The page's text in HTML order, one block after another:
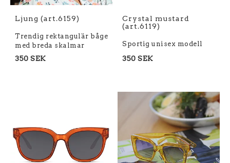
Ljung (art.6159)
Trendig rektangulär båge
med breda skalmar
350 SEK
Crystal mustard
(art.6119)
Sportig unisex modell
350 SEK